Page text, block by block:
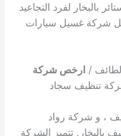
بالبخار لفرد التجاعيد
شركة غسيل سيارات
/ ارخص شركة
تنظيف سجاد
، و شركة رواد
بالبخار. تتميز الشركة